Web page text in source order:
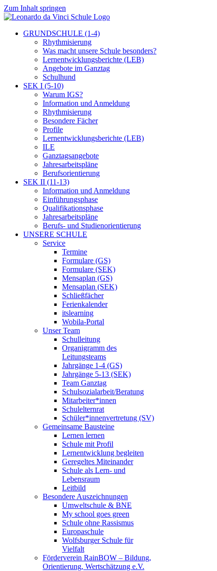
Zum Inhalt springen
GRUNDSCHULE (1-4)
Rhythmisierung
Was macht unsere Schule besonders?
Lernentwicklungsberichte (LEB)
Angebote im Ganztag
Schulhund
SEK I (5-10)
Warum IGS?
Information und Anmeldung
Rhythmisierung
Besondere Fächer
Profile
Lernentwicklungsberichte (LEB)
ILE
Ganztagsangebote
Jahresarbeitspläne
Berufsorientierung
SEK II (11-13)
Information und Anmeldung
Einführungsphase
Qualifikationsphase
Jahresarbeitspläne
Berufs- und Studienorientierung
UNSERE SCHULE
Service
Termine
Formulare (GS)
Formulare (SEK)
Mensaplan (GS)
Mensaplan (SEK)
Schließfächer
Ferienkalender
itslearning
Wobila-Portal
Unser Team
Schulleitung
Organigramm des
Leitungsteams
Jahrgänge 1-4 (GS)
Jahrgänge 5-13 (SEK)
Team Ganztag
Schulsozialarbeit/Beratung
Mitarbeiter*innen
Schulelternrat
Schüler*innenvertretung (SV)
Gemeinsame Bausteine
Lernen lernen
Schule mit Profil
Lernentwicklung begleiten
Geregeltes Miteinander
Schule als Lern- und
Lebensraum
Leitbild
Besondere Auszeichnungen
Umweltschule & BNE
My school goes green
Schule ohne Rassismus
Europaschule
Wolfsburger Schule für
Vielfalt
Förderverein RainBOW – Bildung,
Orientierung, Wertschätzung e.V.